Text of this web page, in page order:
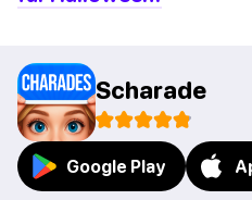
Scharade
Google Play